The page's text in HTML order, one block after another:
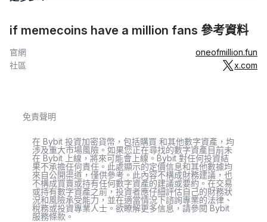
if memecoins have a million fans 參考資料
官網
oneofmillion.fun
社區
x.com
免責聲明
在 Bybit 投資加密貨幣，包括購買 和其他數字資產，均
涉及重大市場風險。如果您正在尋找的數字資產目前未
在 Bybit 上線，將來可能會上線。Bybit 對任何投資結
果不承擔任何責任。此處顯示的定價信息和其他數據均
來自公開渠道，僅供參考。此內容不構成財務建議，也
不構成買賣或持有任何數字資產的建議或要約。在交易
或持有數字資產之前，投資者應仔細評估自己的財務狀
況和風險承受能力，並在適當情況下諮詢專業的法律、
稅務或投資專業人士。欲瞭解更多信息，請參閱 Bybit
服務條款。